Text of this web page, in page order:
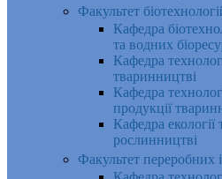
Факультет
Кафедра
та водних
Кафедра
тваринництві
Кафедра
продукції
Кафедра екології
рослинництві
Факультет переробних